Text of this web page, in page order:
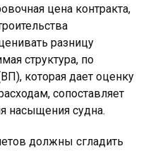
цена контракта,
разницу
структура, по
которая дает оценку
сопоставляет
насыщения судна.
должны сгладить